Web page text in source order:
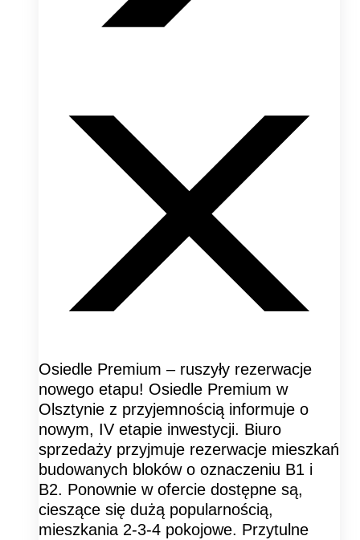
Osiedle Premium – ruszyły rezerwacje
nowego etapu! Osiedle Premium w
Olsztynie z przyjemnością informuje o
nowym, IV etapie inwestycji. Biuro
sprzedaży przyjmuje rezerwacje mieszkań
budowanych bloków o oznaczeniu B1 i
B2. Ponownie w ofercie dostępne są,
cieszące się dużą popularnością,
mieszkania 2-3-4 pokojowe. Przytulne